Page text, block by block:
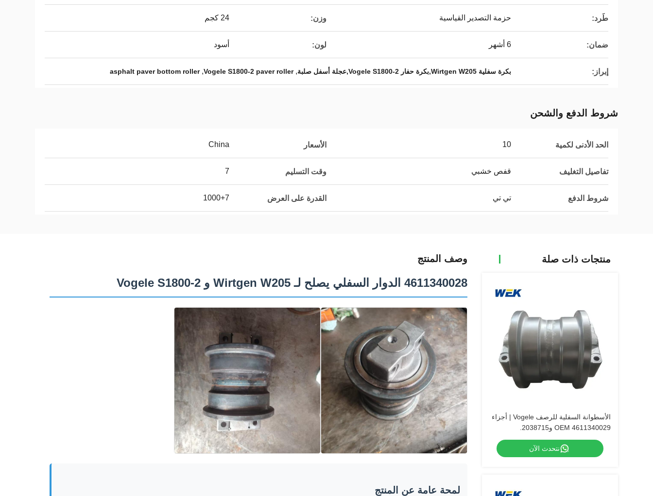
طَرد: حزمة التصدير القياسية وزن: 24 كجم
ضمان: 6 أشهر لون: أسود
إبراز: بكرة سفلية Wirtgen W205,بكرة حفار Vogele S1800-2,عجلة أسفل صلبة ,
Vogele S1800-2 paver roller
,
asphalt paver bottom roller
شروط الدفع والشحن
الحد الأدنى لكمية 10 الأسعار China
تفاصيل التغليف قفص خشبي وقت التسليم 7
شروط الدفع تي تي القدرة على العرض 1000+7
منتجات ذات صلة
الأسطوانة السفلية للرصف Vogele | أجزاء
OEM 4611340029 و2038715.
نتحدث الآن
وصف المنتج
4611340028 الدوار السفلي يصلح لـ Wirtgen W205 و Vogele S1800-2
لمحة عامة عن المنتج